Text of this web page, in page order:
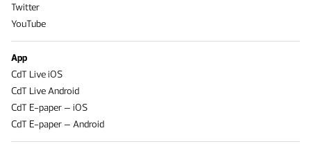
Twitter
YouTube
App
CdT Live iOS
CdT Live Android
CdT E-paper – iOS
CdT E-paper – Android